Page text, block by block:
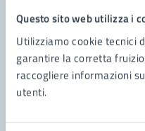
Questo sito web utilizza i
Utilizziamo cookie tecnici
garantire la corretta
raccogliere informazioni
utenti.
Richiedi assistenza
Prenota
Problemi in città